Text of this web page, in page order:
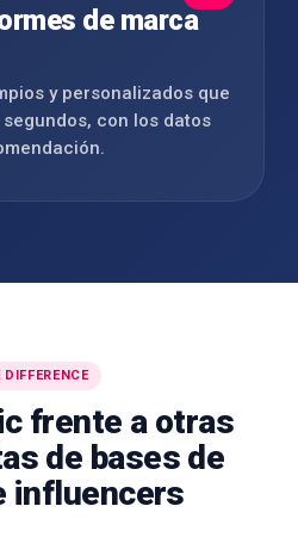
de marca
y personalizados que
con los datos
DIFFERENCE
frente a otras
de bases de
influencers